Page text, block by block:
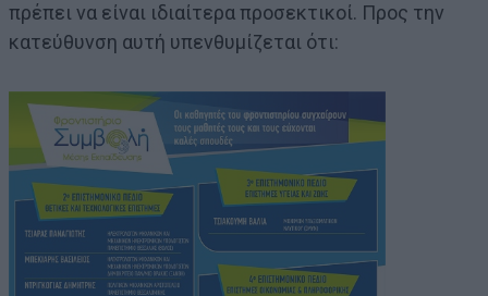
πρέπει να είναι ιδιαίτερα προσεκτικοί. Προς την
κατεύθυνση αυτή υπενθυμίζεται ότι: